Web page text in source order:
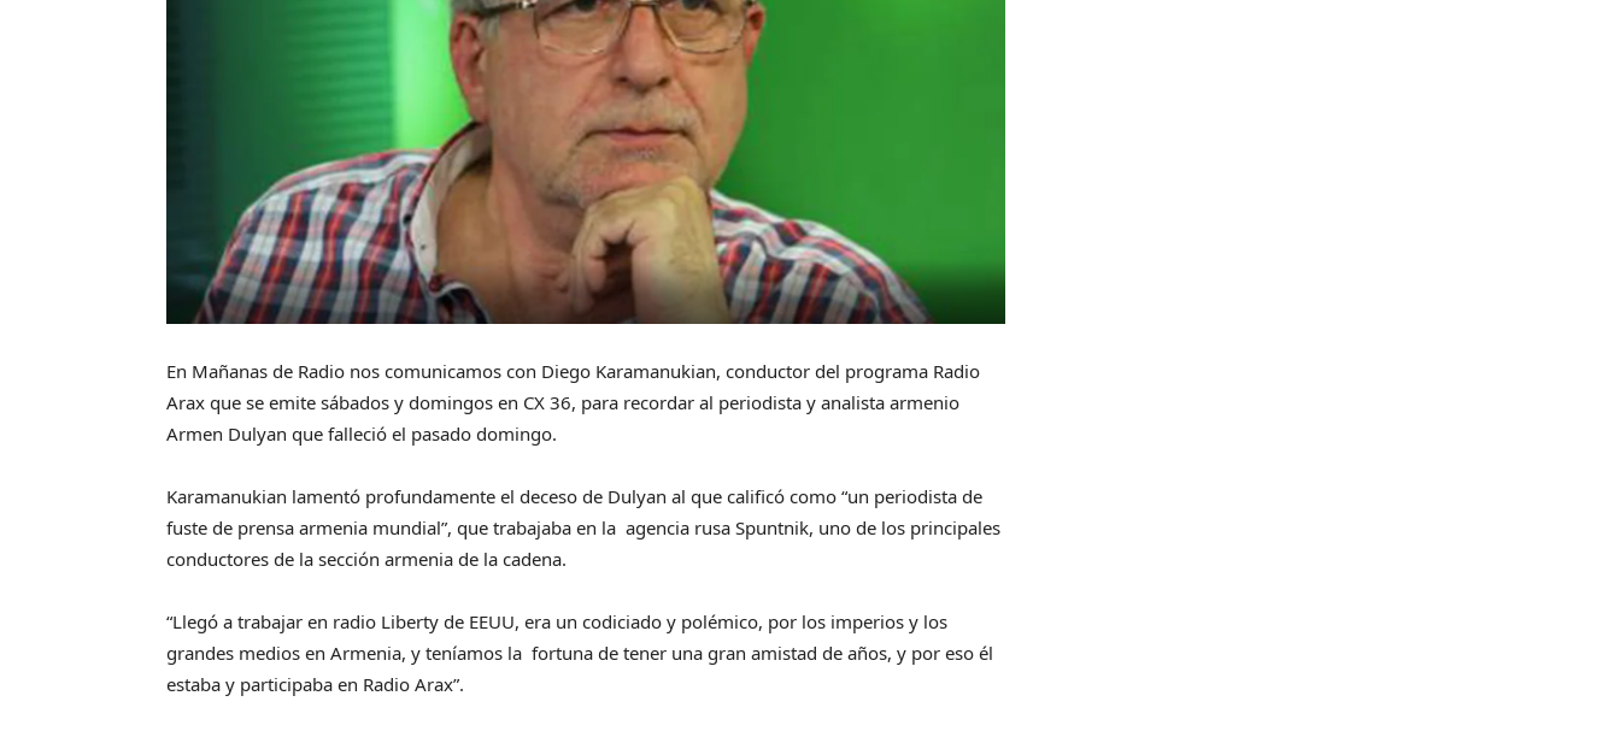
En Mañanas de Radio nos comunicamos con Diego Karamanukian, conductor del programa Radio
Arax que se emite sábados y domingos en CX 36, para recordar al periodista y analista armenio
Armen Dulyan que falleció el pasado domingo.
Karamanukian lamentó profundamente el deceso de Dulyan al que calificó como “un periodista de
fuste de prensa armenia mundial”, que trabajaba en la agencia rusa Spuntnik, uno de los principales
conductores de la sección armenia de la cadena.
“Llegó a trabajar en radio Liberty de EEUU, era un codiciado y polémico, por los imperios y los
grandes medios en Armenia, y teníamos la fortuna de tener una gran amistad de años, y por eso él
estaba y participaba en Radio Arax”.